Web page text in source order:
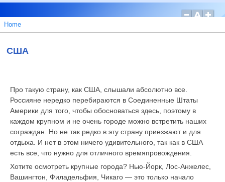
Home
США
Про такую страну, как США, слышали абсолютно все.
Россияне нередко перебираются в Соединенные Штаты
Америки для того, чтобы обосноваться здесь, поэтому в
каждом крупном и не очень городе можно встретить наших
сограждан. Но не так редко в эту страну приезжают и для
отдыха. И нет в этом ничего удивительного, так как в США
есть все, что нужно для отличного времяпровождения.
Хотите осмотреть крупные города? Нью-Йорк, Лос-Анжелес,
Вашингтон, Филадельфия, Чикаго — это только начало